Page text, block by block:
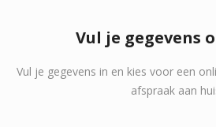
Vul je gegevens
Vul je gegevens in en kies voor een
afspraak aan